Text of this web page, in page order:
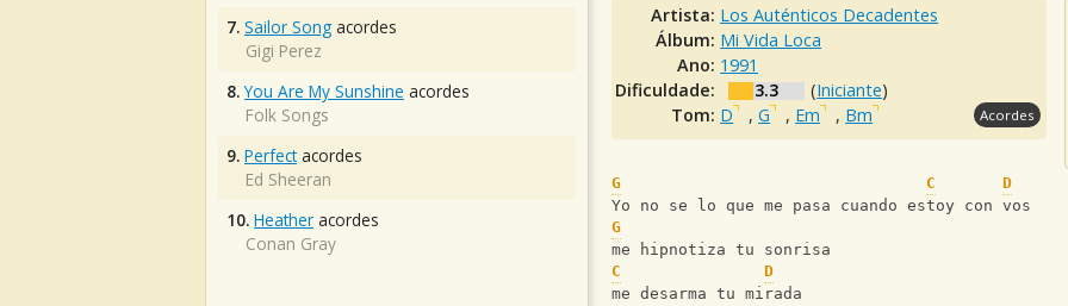
Artista: Los Auténticos Decadentes
Álbum: Mi Vida Loca
Ano: 1991
Dificuldade:
3.3 (Iniciante)
Tom: D ,G , Em , Bm Acordes
G C
D
Yo no se lo que me pasa cuando estoy con vos
G
me hipnotiza tu sonrisa
C
D
me desarma tu mirada
7. Sailor Song acordes
Gigi Perez
8. You Are My Sunshine acordes
Folk Songs
9. Perfectacordes
Ed Sheeran
10. Heather acordes
Conan Gray